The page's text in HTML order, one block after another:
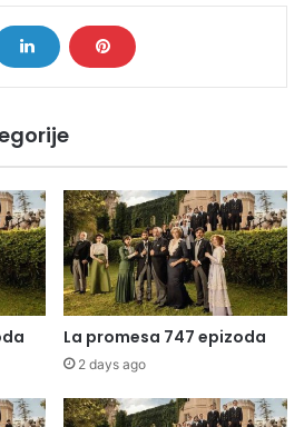
La promesa 747 epizoda
2 days ago